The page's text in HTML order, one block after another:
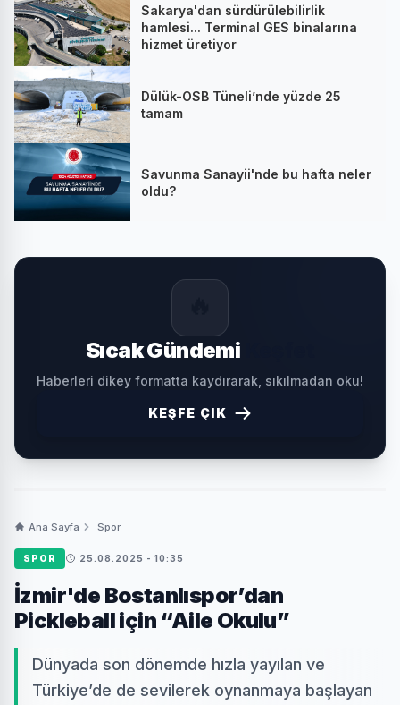
Sakarya'dan sürdürülebilirlik
hamlesi... Terminal GES binalarına
hizmet üretiyor
Dülük-OSB Tüneli’nde yüzde 25
tamam
Savunma Sanayii'nde bu hafta neler
oldu?
Sıcak Gündemi
Haberleri dikey formatta kaydırarak, sıkılmadan oku!
KEŞFE ÇIK
Ana Sayfa Spor
SPOR 25.08.2025 - 10:35
İzmir'de Bostanlıspor’dan
Pickleball için “Aile Okulu”
Dünyada son dönemde hızla yayılan ve
Türkiye’de de sevilerek oynanmaya başlayan